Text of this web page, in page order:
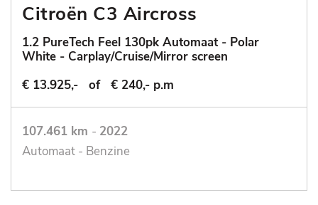
Citroën C3 Aircross
1.2 PureTech Feel 130pk Automaat - Polar
White - Carplay/Cruise/Mirror screen
€ 13.925,-
of € 240,- p.m
107.461 km - 2022
Automaat - Benzine